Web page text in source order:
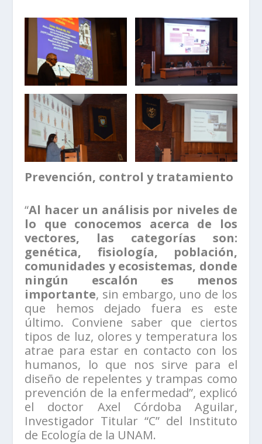
Prevención, control y tratamiento
“Al hacer un análisis por niveles de
lo que conocemos acerca de los
vectores, las categorías son:
genética, fisiología, población,
comunidades y ecosistemas, donde
ningún escalón es menos
importante, sin embargo, uno de los
que hemos dejado fuera es este
último. Conviene saber que ciertos
tipos de luz, olores y temperatura los
atrae para estar en contacto con los
humanos, lo que nos sirve para el
diseño de repelentes y trampas como
prevención de la enfermedad”, explicó
el doctor Axel Córdoba Aguilar,
Investigador Titular “C” del Instituto
de Ecología de la UNAM.